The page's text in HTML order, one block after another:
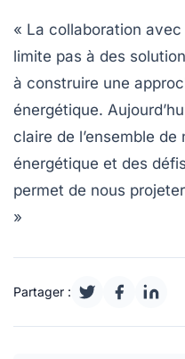
« La collaboration avec
limite pas à des
à construire une
énergétique.
claire de l’ensemble
énergétique et des
permet de nous
»
Partager :